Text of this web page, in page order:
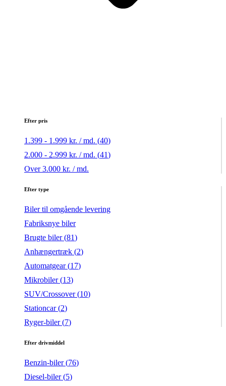
Efter pris
1.399 - 1.999 kr. / md. (40)
2.000 - 2.999 kr. / md. (41)
Over 3.000 kr. / md.
Efter type
Biler til omgående levering
Fabriksnye biler
Brugte biler (81)
Anhængertræk (2)
Automatgear (17)
Mikrobiler (13)
SUV/Crossover (10)
Stationcar (2)
Ryger-biler (7)
Efter drivmiddel
Benzin-biler (76)
Diesel-biler (5)